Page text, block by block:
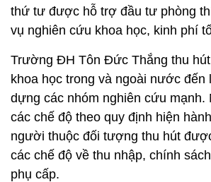
thứ tư được hỗ trợ đầu tư phòng
vụ nghiên cứu khoa học, kinh phí
Trường ĐH Tôn Đức Thắng thu
khoa học trong và ngoài nước đến
dựng các nhóm nghiên cứu mạnh.
các chế độ theo quy định hiện
người thuộc đối tượng thu hút
các chế độ về thu nhập, chính
phụ cấp.